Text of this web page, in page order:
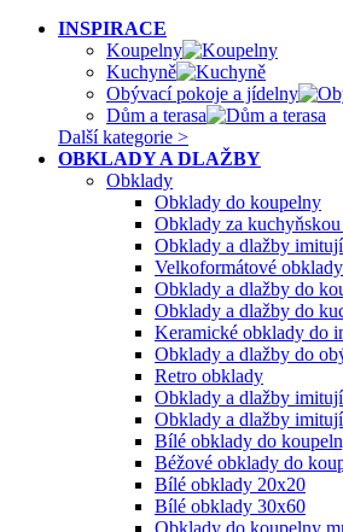
INSPIRACE
Koupelny
Kuchyně
Obývací pokoje a jídelny
Dům a terasa
Další kategorie >
OBKLADY A DLAŽBY
Obklady
Obklady do koupelny
Obklady za
Obklady a dlažby
Velkoformátové
Obklady a dlažby do
Obklady a dlažby do
Keramické obklady do
Obklady a dlažby do
Retro obklady
Obklady a dlažby
Obklady a dlažby
Bílé obklady do
Béžové obklady do
Bílé obklady 20x20
Bílé obklady 30x60